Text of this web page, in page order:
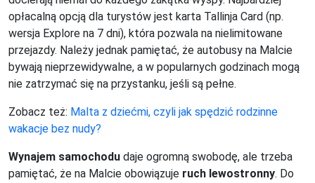
opłacalną opcją dla turystów jest karta Tallinja Card (np.
wersja Explore na 7 dni), która pozwala na nielimitowane
przejazdy. Należy jednak pamiętać, że autobusy na Malcie
bywają nieprzewidywalne, a w popularnych godzinach mogą
nie zatrzymać się na przystanku, jeśli są pełne.
Zobacz też: Malta z dziećmi, czyli jak spędzić rodzinne
wakacje bez nudy?
Wynajem samochodu daje ogromną swobodę, ale trzeba
pamiętać, że na Malcie obowiązuje ruch lewostronny. Do